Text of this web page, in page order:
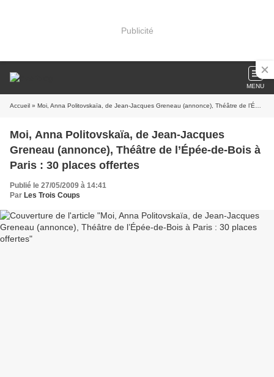
Publicité
MENU
Accueil » Moi, Anna Politovskaïa, de Jean-Jacques Greneau (annonce), Théâtre de l’Épée-de-Bois à Paris : 30 places offertes
Moi, Anna Politovskaïa, de Jean-Jacques
Greneau (annonce), Théâtre de l’Épée-de-Bois à
Paris : 30 places offertes
Publié le 27/05/2009 à 14:41
Par Les Trois Coups